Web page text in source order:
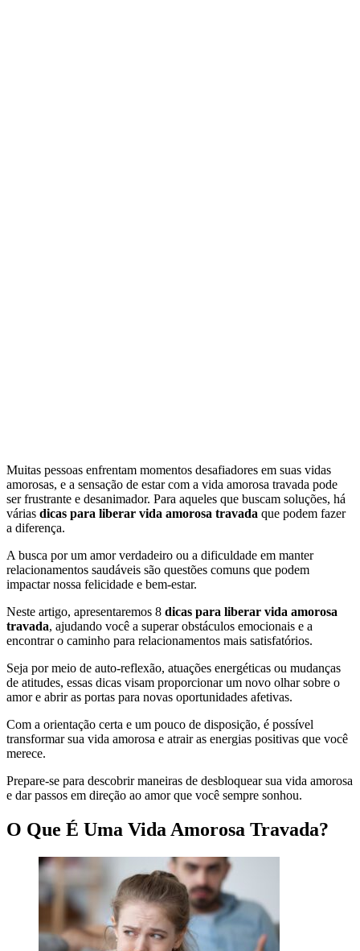
Muitas pessoas enfrentam momentos desafiadores em suas vidas
amorosas, e a sensação de estar com a vida amorosa travada pode
ser frustrante e desanimador. Para aqueles que buscam soluções, há
várias dicas para liberar vida amorosa travada que podem fazer
a diferença.
A busca por um amor verdadeiro ou a dificuldade em manter
relacionamentos saudáveis são questões comuns que podem
impactar nossa felicidade e bem-estar.
Neste artigo, apresentaremos 8 dicas para liberar vida amorosa
travada, ajudando você a superar obstáculos emocionais e a
encontrar o caminho para relacionamentos mais satisfatórios.
Seja por meio de auto-reflexão, atuações energéticas ou mudanças
de atitudes, essas dicas visam proporcionar um novo olhar sobre o
amor e abrir as portas para novas oportunidades afetivas.
Com a orientação certa e um pouco de disposição, é possível
transformar sua vida amorosa e atrair as energias positivas que você
merece.
Prepare-se para descobrir maneiras de desbloquear sua vida amorosa
e dar passos em direção ao amor que você sempre sonhou.
O Que É Uma Vida Amorosa Travada?